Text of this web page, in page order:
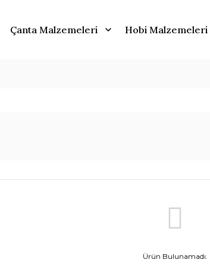
Çanta Malzemeleri Hobi Malzemeleri
Ürün Bulunamadı.